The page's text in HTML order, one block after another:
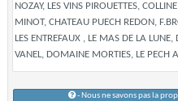
NOZAY, LES VINS PIROUETTES,
MINOT, CHATEAU PUECH REDON,
LES ENTREFAUX , LE MAS DE LA
VANEL, DOMAINE MORTIES, LE PECH
- Nous ne savons pas la